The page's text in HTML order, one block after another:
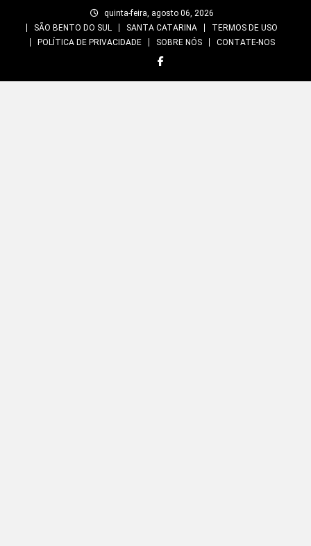
quinta-feira, agosto 06, 2026
SÃO BENTO DO SUL
SANTA CATARINA
TERMOS DE USO
POLÍTICA DE PRIVACIDADE
SOBRE NÓS CONTATE-NOS